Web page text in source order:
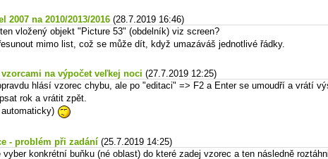
2007 na 2010/2013/2016 (28.7.2019 16:46)
vložený objekt "Picture 53" (obdelník) viz screen?
mimo list, což se může dít, když umazáváš jednotlivé řádky.
na výpočet veľkej noci (27.7.2019 12:25)
hlásí vzorec chybu, ale po "editaci" => F2 a Enter se umoudří a vrátí
rok a vrátit zpět.
- problém při zadání (25.7.2019 14:25)
vyber konkrétní buňku (né oblast) do které zadej vzorec a ten následně